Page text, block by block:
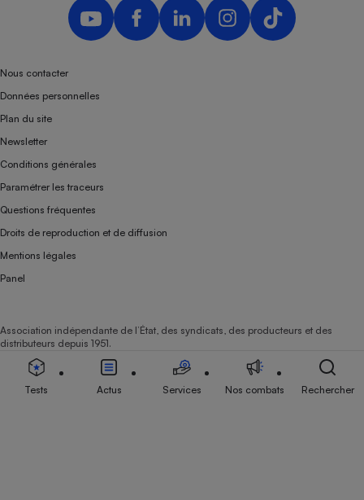
Nous contacter
Données personnelles
Plan du site
Newsletter
Conditions générales
Paramétrer les traceurs
Questions fréquentes
Droits de reproduction et de diffusion
Mentions légales
Panel
Association indépendante de l’État, des syndicats, des producteurs et des
distributeurs depuis 1951.
Tests Actus Services Nos combats Rechercher